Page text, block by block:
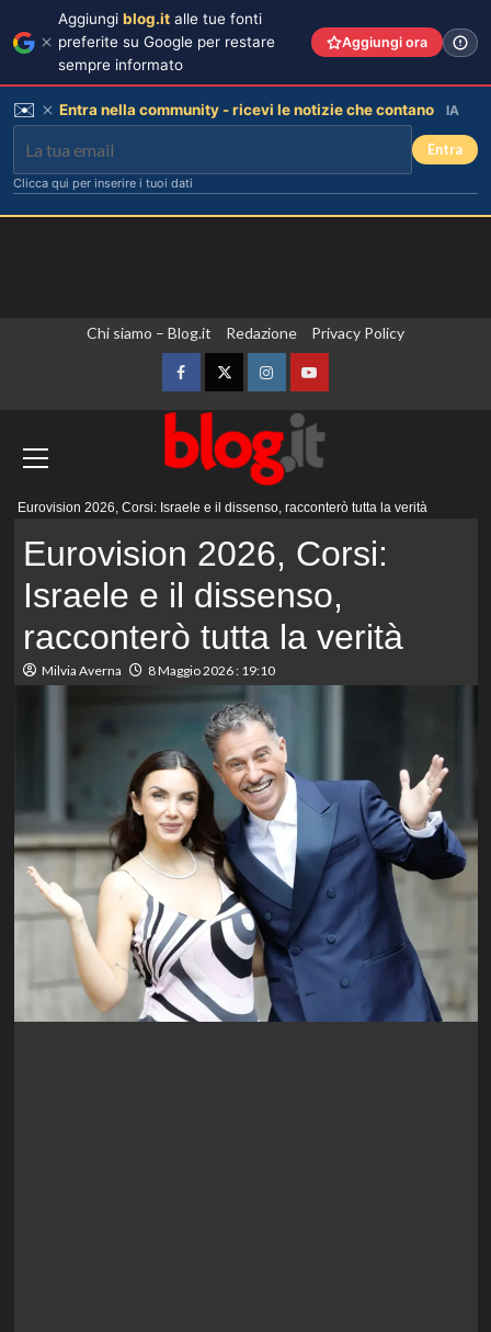
Chi siamo – Blog.it Redazione Privacy Policy
FacebookTwitterInstagramYouTube
Eurovision 2026, Corsi: Israele e il dissenso, racconterò tutta la verità
Eurovision 2026, Corsi:
Israele e il dissenso,
racconterò tutta la verità
Milvia Averna 8 Maggio 2026 : 19:10
Aggiungi blog.it alle tue fonti
preferite su Google per restare
sempre informato
Aggiungi ora
✉️ Entra nella community - ricevi le notizie che contano IA
Entra
Clicca qui per inserire i tuoi dati